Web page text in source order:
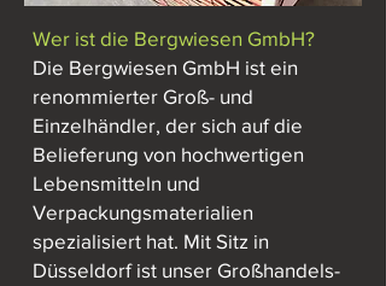
Wer ist die Bergwiesen GmbH?
Die Bergwiesen GmbH ist ein
renommierter Groß- und
Einzelhändler, der sich auf die
Belieferung von hochwertigen
Lebensmitteln und
Verpackungsmaterialien
spezialisiert hat. Mit Sitz in
Düsseldorf ist unser Großhandels-